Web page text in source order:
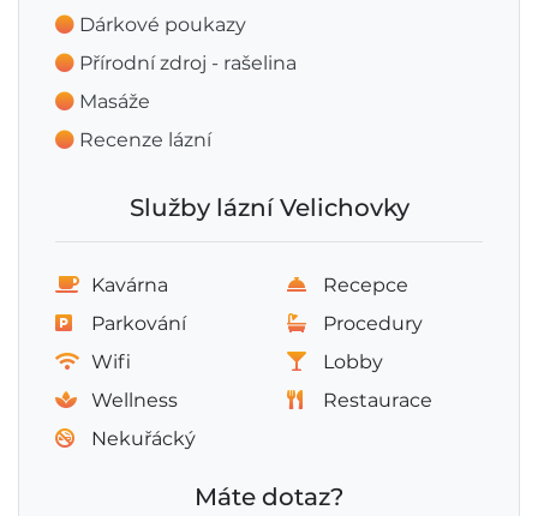
Dárkové poukazy
Přírodní zdroj - rašelina
Masáže
Recenze lázní
Služby lázní Velichovky
Kavárna
Recepce
Parkování
Procedury
Wifi
Lobby
Wellness
Restaurace
Nekuřácký
Máte dotaz?